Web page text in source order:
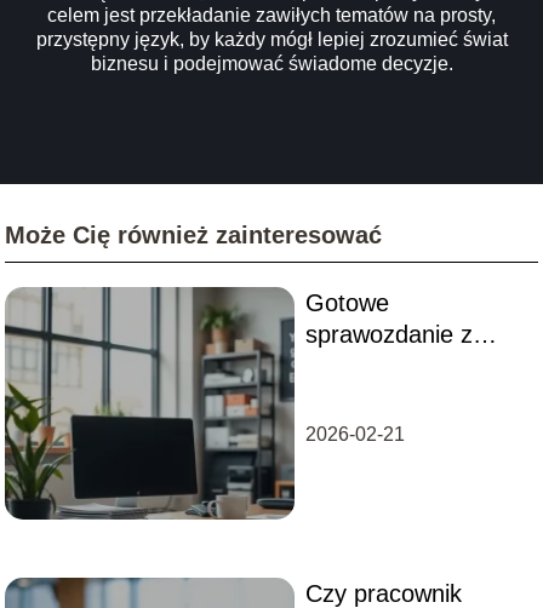
celem jest przekładanie zawiłych tematów na prosty,
przystępny język, by każdy mógł lepiej zrozumieć świat
biznesu i podejmować świadome decyzje.
Może Cię również zainteresować
Gotowe
sprawozdanie z
wzór i porady
2026-02-21
Czy pracownik